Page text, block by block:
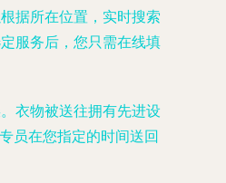
据所在位置，实时搜索
服务后，您只需在线填
衣物被送往拥有先进设
员在您指定的时间送回